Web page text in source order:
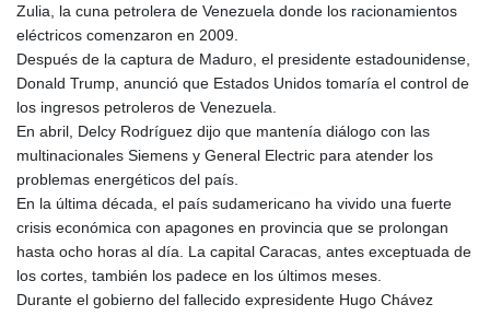
Zulia, la cuna petrolera de Venezuela donde los racionamientos
eléctricos comenzaron en 2009.
Después de la captura de Maduro, el presidente estadounidense,
Donald Trump, anunció que Estados Unidos tomaría el control de
los ingresos petroleros de Venezuela.
En abril, Delcy Rodríguez dijo que mantenía diálogo con las
multinacionales Siemens y General Electric para atender los
problemas energéticos del país.
En la última década, el país sudamericano ha vivido una fuerte
crisis económica con apagones en provincia que se prolongan
hasta ocho horas al día. La capital Caracas, antes exceptuada de
los cortes, también los padece en los últimos meses.
Durante el gobierno del fallecido expresidente Hugo Chávez